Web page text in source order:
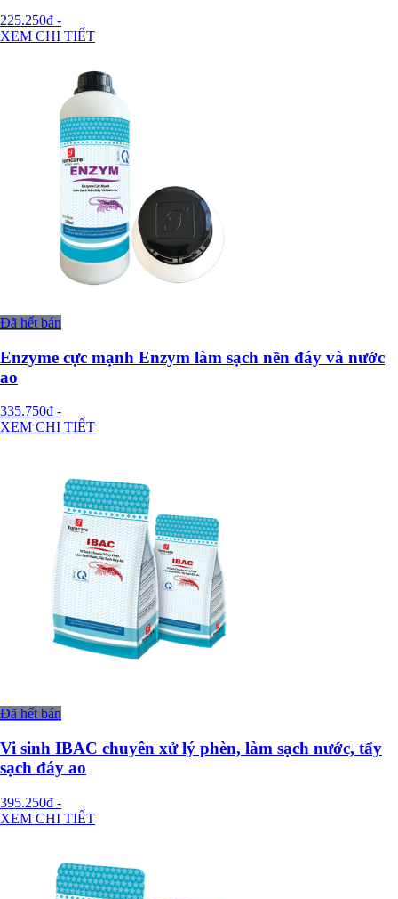
225.250đ -
XEM CHI TIẾT
Đã hết bán
Enzyme cực mạnh Enzym làm sạch nền đáy và nước
ao
335.750đ -
XEM CHI TIẾT
Đã hết bán
Vi sinh IBAC chuyên xử lý phèn, làm sạch nước, tẩy
sạch đáy ao
395.250đ -
XEM CHI TIẾT